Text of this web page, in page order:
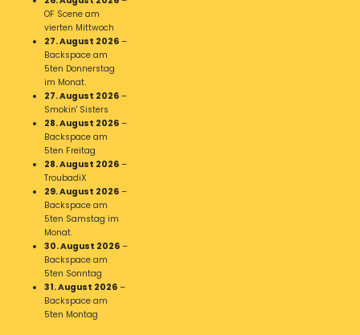
OF Scene am
vierten Mittwoch
27. August 2026 –
Backspace am
5ten Donnerstag
im Monat.
27. August 2026 –
Smokin' Sisters
28. August 2026 –
Backspace am
5ten Freitag
28. August 2026 –
TroubadiX
29. August 2026 –
Backspace am
5ten Samstag im
Monat.
30. August 2026 –
Backspace am
5ten Sonntag
31. August 2026 –
Backspace am
5ten Montag